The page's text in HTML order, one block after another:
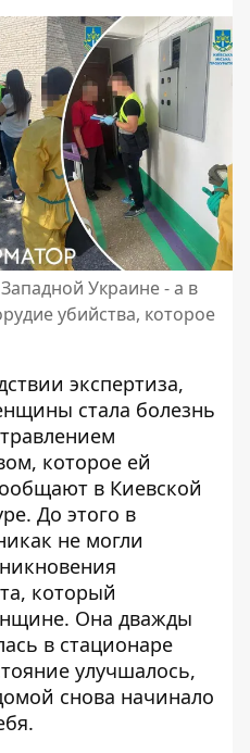
Украине - а в
убийства, которое
экспертиза,
стала болезнь
которое ей
в Киевской
До этого в
не могли
который
Она дважды
в стационаре
улучшалось,
снова начинало